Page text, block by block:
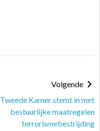
Volgende
Tweede Kamer stemt in met
bestuurlijke maatregelen
terrorismebestrijding